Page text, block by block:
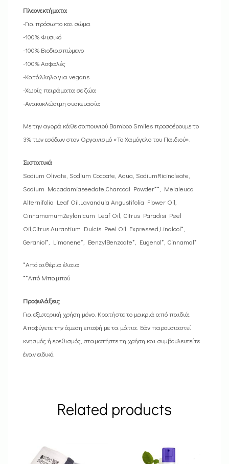
Πλεονεκτήματα
-Για πρόσωπο και σώμα
-100% Φυσικό
-100% Βιοδιασπώμενο
-100% Ασφαλές
-Κατάλληλο για vegans
-Χωρίς πειράματα σε ζώα
-Ανακυκλώσιμη συσκευασία
Με την αγορά κάθε σαπουνιού Bamboo Smiles προσφέρουμε το
3% των εσόδων στον Οργανισμό «Το Χαμόγελο του Παιδιού».
Συστατικά
Sodium Olivate, Sodium Cocoate, Aqua, SodiumRicinoleate,
Sodium Macadamiaseedate,Charcoal Powder**, Melaleuca
Alternifolia Leaf Oil,Lavandula Angustifolia Flower Oil,
CinnamomumZeylanicum Leaf Oil, Citrus Paradisi Peel
Oil,Citrus Aurantium Dulcis Peel Oil Expressed,Linalool*,
Geraniol*, Limonene*, BenzylBenzoate*, Eugenol*, Cinnamal*
*Από αιθέρια έλαια
**Από Μπαμπού
Προφυλάξεις
Για εξωτερική χρήση μόνο. Κρατήστε το μακριά από παιδιά.
Αποφύγετε την άμεση επαφή με τα μάτια. Εάν παρουσιαστεί
κνησμός ή ερεθισμός, σταματήστε τη χρήση και συμβουλευτείτε
έναν ειδικό.
Related products